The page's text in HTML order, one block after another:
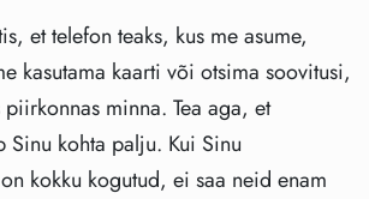
et telefon teaks, kus me asume,
kasutama kaarti või otsima soovitusi,
piirkonnas minna. Tea aga, et
Sinu kohta palju. Kui Sinu
kokku kogutud, ei saa neid enam